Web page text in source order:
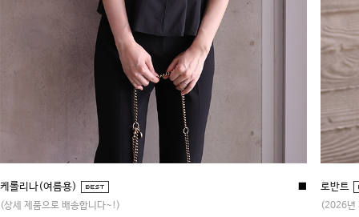
케롤리나(여름용)
(상세 제품으로 배송합니다~!)
■ 로반트
(2026년